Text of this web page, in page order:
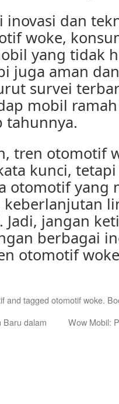
inovasi dan
woke,
yang tidak
juga aman
survei
mobil
tahunnya.
tren otomotif
kunci,
otomotif yang
keberlanjutan
Jadi, jangan
berbagai
otomotif
and tagged otomotif woke.
Baru dalam
Wow Mobil: